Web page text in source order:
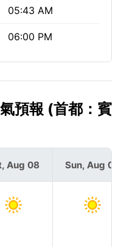
05:43 AM
06:00 PM
預報 (首都：賓
Aug 08 Sun, Aug 09